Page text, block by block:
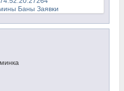
Баны Заявки